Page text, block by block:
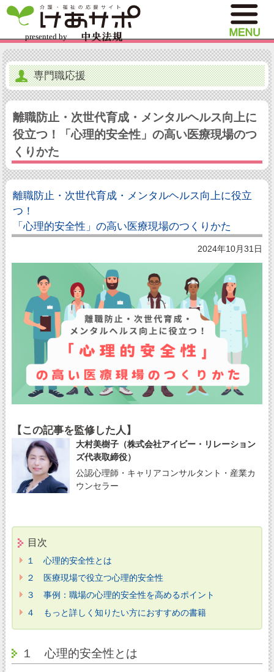
専門職応援
離職防止・次世代育成・メンタルヘルス向上に
役立つ！「心理的安全性」の高い医療現場のつ
くりかた
離職防止・次世代育成・メンタルヘルス向上に役立
つ！
「心理的安全性」の高い医療現場のつくりかた
2024年10月31日
【この記事を監修した人】
大村美樹子（株式会社アイビー・リレーション
ズ代表取締役）
公認心理師・キャリアコンサルタント・産業カ
ウンセラー
目次
１ 心理的安全性とは
２ 医療現場で役立つ心理的安全性
３ 事例：職場の心理的安全性を高めるポイント
４ もっと詳しく知りたい方におすすめの書籍
１ 心理的安全性とは